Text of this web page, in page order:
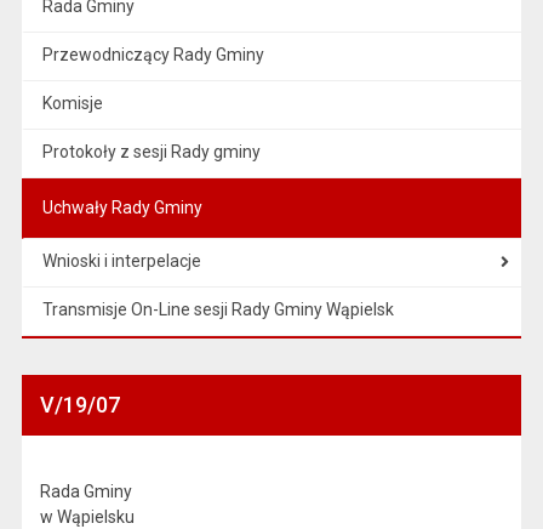
Rada Gminy
Przewodniczący Rady Gminy
Komisje
Protokoły z sesji Rady gminy
Uchwały Rady Gminy
Wnioski i interpelacje
Transmisje On-Line sesji Rady Gminy Wąpielsk
V/19/07
Rada Gminy
w Wąpielsku